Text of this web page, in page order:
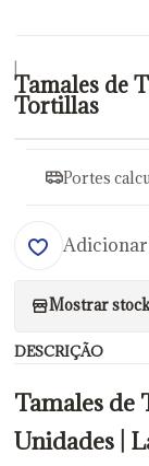
|
Tamales de
Tortillas
Portes
Mostrar
DESCRIÇÃO
Tamales de
Unidades |